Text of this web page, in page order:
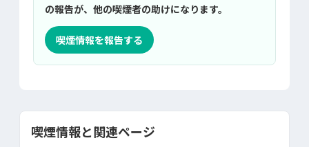
の報告が、他の喫煙者の助けになります。
喫煙情報を報告する
喫煙情報と関連ページ